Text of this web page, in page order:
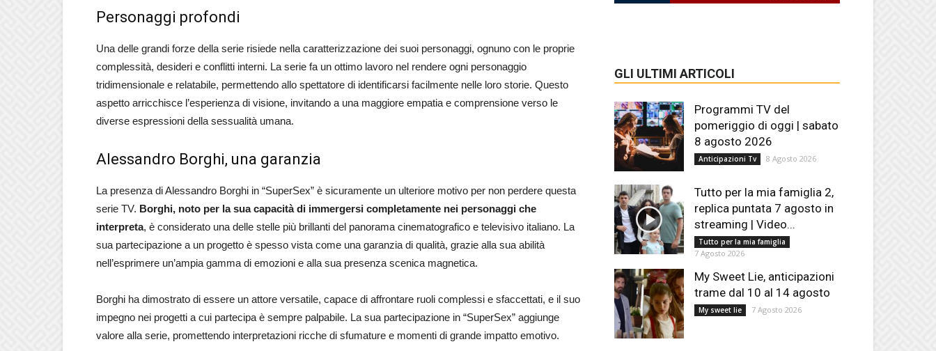
Personaggi profondi
Una delle grandi forze della serie risiede nella caratterizzazione dei suoi personaggi, ognuno con le proprie
complessità, desideri e conflitti interni. La serie fa un ottimo lavoro nel rendere ogni personaggio
tridimensionale e relatabile, permettendo allo spettatore di identificarsi facilmente nelle loro storie. Questo
aspetto arricchisce l’esperienza di visione, invitando a una maggiore empatia e comprensione verso le
diverse espressioni della sessualità umana.
Alessandro Borghi, una garanzia
La presenza di Alessandro Borghi in “SuperSex” è sicuramente un ulteriore motivo per non perdere questa
serie TV. Borghi, noto per la sua capacità di immergersi completamente nei personaggi che
interpreta, è considerato una delle stelle più brillanti del panorama cinematografico e televisivo italiano. La
sua partecipazione a un progetto è spesso vista come una garanzia di qualità, grazie alla sua abilità
nell’esprimere un’ampia gamma di emozioni e alla sua presenza scenica magnetica.
Borghi ha dimostrato di essere un attore versatile, capace di affrontare ruoli complessi e sfaccettati, e il suo
impegno nei progetti a cui partecipa è sempre palpabile. La sua partecipazione in “SuperSex” aggiunge
valore alla serie, promettendo interpretazioni ricche di sfumature e momenti di grande impatto emotivo.
GLI ULTIMI ARTICOLI
Programmi TV del
pomeriggio di oggi | sabato
8 agosto 2026
Anticipazioni Tv 8 Agosto 2026
Tutto per la mia famiglia 2,
replica puntata 7 agosto in
streaming | Video...
Tutto per la mia famiglia
7 Agosto 2026
My Sweet Lie, anticipazioni
trame dal 10 al 14 agosto
My sweet lie 7 Agosto 2026